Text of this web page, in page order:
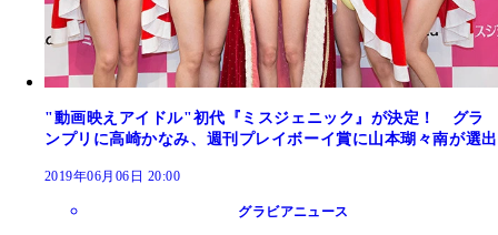
"動画映えアイドル"初代『ミスジェニック』が決定！ グラ
ンプリに高崎かなみ、週刊プレイボーイ賞に山本瑚々南が選出
2019年06月06日 20:00
グラビアニュース